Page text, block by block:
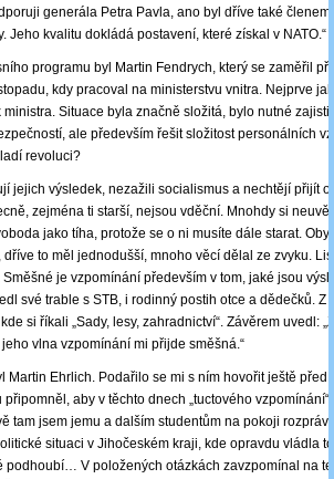
generála Petra Pavla, ano byl dříve také členem
Jeho kvalitu dokládá postavení, které získal v NATO.“
programu byl Martin Fendrych, který se zaměřil
kdy pracoval na ministerstvu vnitra. Nejprve
Situace byla značně složitá, bylo nutné
ale především řešit složitost personálních
revoluci?
jejich výsledek, nezažili socialismus a nechtějí přijít
zejména ti starší, nejsou vděční. Mnohdy si
jako tíha, protože se o ni musíte dále starat.
to měl jednodušší, mnoho věcí dělal ze zvyku.
Směšné je vzpomínání především v tom, jaké jsou
své trable s STB, i rodinný postih otce a dědečků. Z
si říkali „Sady, lesy, zahradnictví“. Závěrem uvedl:
vlna vzpomínání mi přijde směšná.“
Martin Ehrlich. Podařilo se mi s ním hovořit ještě před
aby v těchto dnech „tuctového
tam jsem jemu a dalším studentům na pokoji
situaci v Jihočeském kraji, kde opravdu vládla
podhoubí… V položených otázkách zavzpomínal na